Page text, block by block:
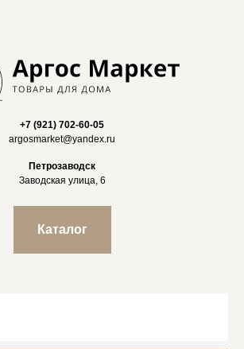
+7 (921) 702-60-05
argosmarket@yandex.ru
Петрозаводск
Заводская улица, 6
Каталог